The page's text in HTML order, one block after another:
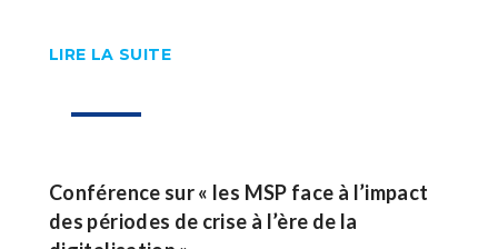
LIRE LA SUITE
25
Conférence sur « les MSP face à l’impact
des périodes de crise à l’ère de la